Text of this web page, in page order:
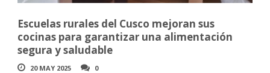
Escuelas rurales del Cusco mejoran sus
cocinas para garantizar una alimentación
segura y saludable
20 MAY 2025 0